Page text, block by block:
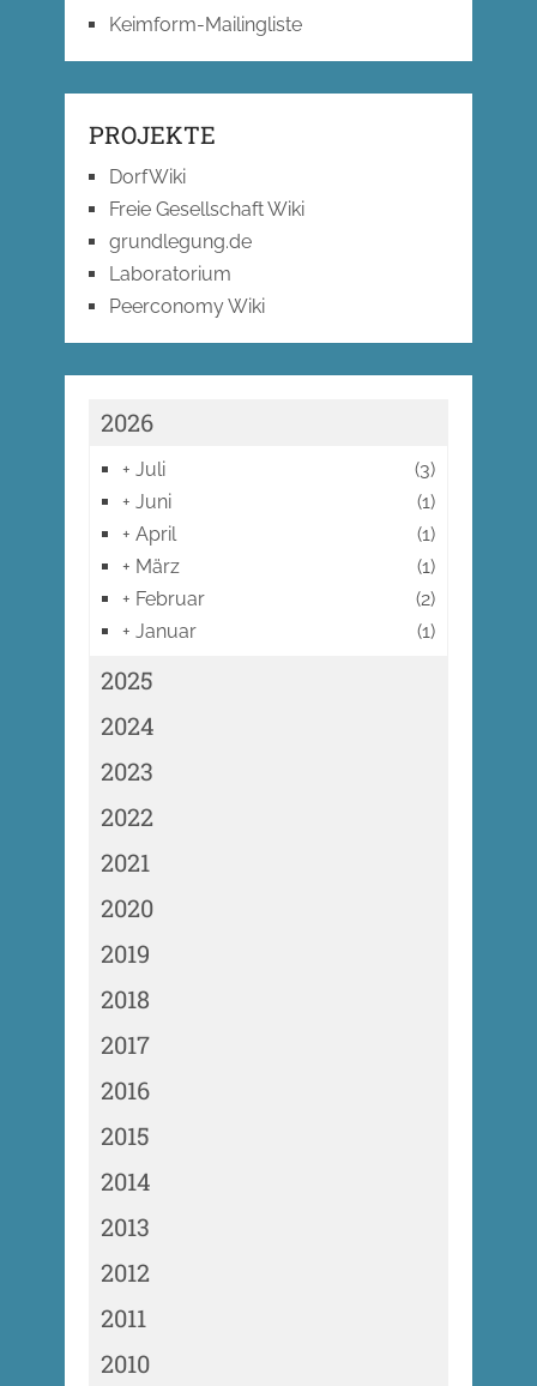
Keimform-Mailingliste
PROJEKTE
DorfWiki
Freie Gesellschaft Wiki
grundlegung.de
Laboratorium
Peerconomy Wiki
2026
+ Juli
(3)
+ Juni
(1)
+ April
(1)
+ März
(1)
+ Februar
(2)
+ Januar (1)
2025
2024
2023
2022
2021
2020
2019
2018
2017
2016
2015
2014
2013
2012
2011
2010